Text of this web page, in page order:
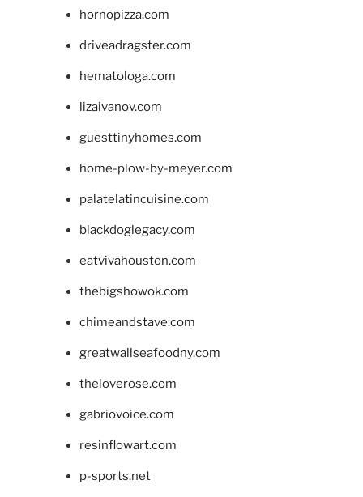
hornopizza.com
driveadragster.com
hematologa.com
lizaivanov.com
guesttinyhomes.com
home-plow-by-meyer.com
palatelatincuisine.com
blackdoglegacy.com
eatvivahouston.com
thebigshowok.com
chimeandstave.com
greatwallseafoodny.com
theloverose.com
gabriovoice.com
resinflowart.com
p-sports.net